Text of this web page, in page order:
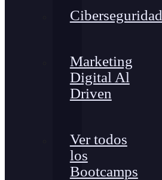
Ciberseguridad
Marketing
Digital Al
Driven
Ver todos
los
Bootcamps